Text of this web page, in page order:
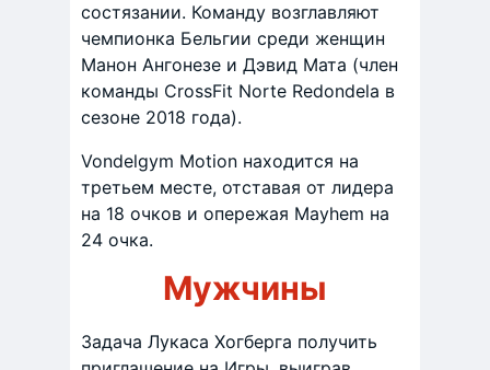
состязании. Команду возглавляют
чемпионка Бельгии среди женщин
Манон Ангонезе и Дэвид Мата (член
команды CrossFit Norte Redondela в
сезоне 2018 года).
Vondelgym Motion находится на
третьем месте, отставая от лидера
на 18 очков и опережая Mayhem на
24 очка.
Мужчины
Задача Лукаса Хогберга получить